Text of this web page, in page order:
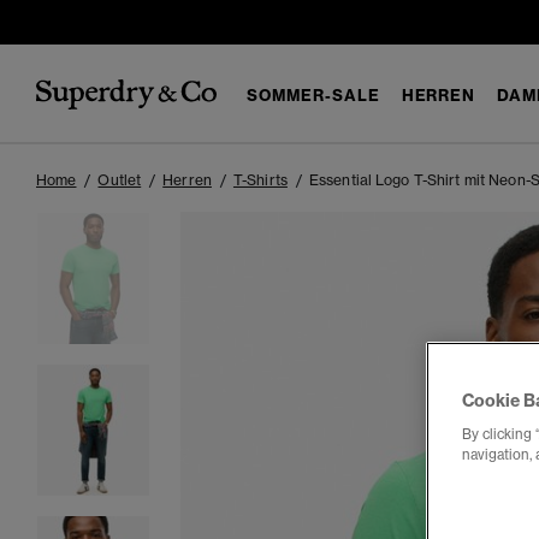
SOMMER-SALE HERREN
Home Outlet Herren T-Shirts Essential Logo T-Shirt mit Neon-
Cookie
By clicking
navigation,